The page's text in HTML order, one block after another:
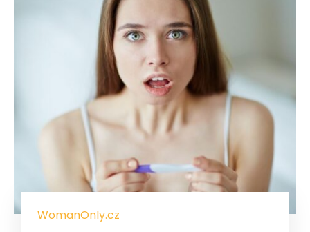
WomanOnly.cz